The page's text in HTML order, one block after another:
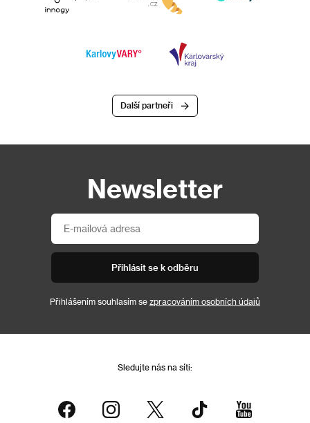
Další partneři
Newsletter
Přihlásit se k odběru
Přihlášením souhlasím se zpracováním osobních údajů
Sledujte nás na síti: